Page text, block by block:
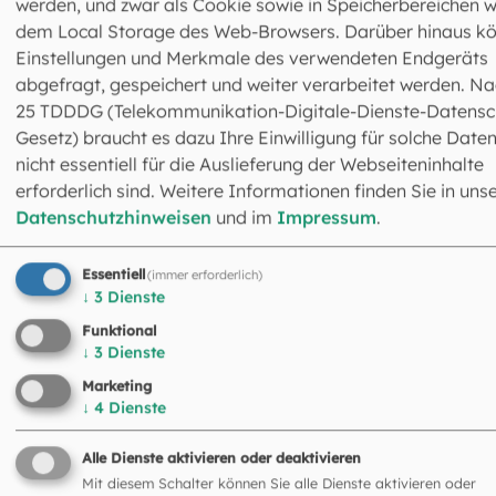
Kirchenasyl und hat dafür eine eigene Informations- und
Koordinationsstelle eingerichtet. Hier finden
Kirchenasylsuchende sowie Kirchenasylgebende
und Hilfe. So soll das Kirchenasyl auf ganzheitliche Weise
und mit Rücksicht auf alle individuellen Gegebenheiten
begleitet werden.
Wichtige Dokumente zum
Wir haben für Sie hilfreiche Informationen und
zusammengestellt.
Informationsblatt für
Kirchenasylsuchende
werden, und zwar als Cookie sowie in Speicherbereichen
dem Local Storage des Web-Browsers. Darüber hinaus
Einstellungen und Merkmale des verwendeten Endgeräts
abgefragt, gespeichert und weiter verarbeitet werden.
25 TDDDG (Telekommunikation-Digitale-Dienste-
Gesetz) braucht es dazu Ihre Einwilligung für solche
nicht essentiell für die Auslieferung der Webseiteninhalte
erforderlich sind. Weitere Informationen finden Sie in
Datenschutzhinweisen und im Impressum.
Essentiell(immer erforderlich)
↓ 3 Dienste
Funktional
↓ 3 Dienste
Marketing
↓ 4 Dienste
Alle Dienste aktivieren oder deaktivieren
Mit diesem Schalter können Sie alle Dienste aktivieren oder